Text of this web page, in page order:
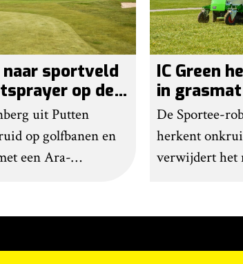
naar sportveld
op de
uit Putten
op golfbanen en
een Ara-
als een opstapje
IC Green
in
het met
De Sportee-
herkent
verwijdert het
raakt het